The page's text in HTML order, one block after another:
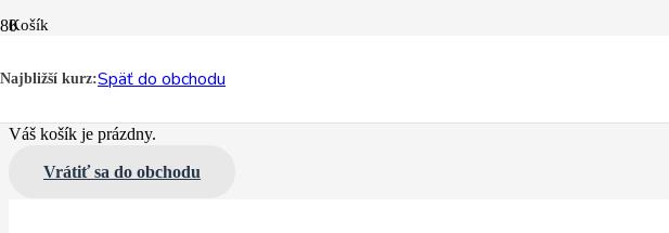
Najbližší kurz:Späť do obchodu
Košík
Váš košík je prázdny.
Vrátiť sa do obchodu